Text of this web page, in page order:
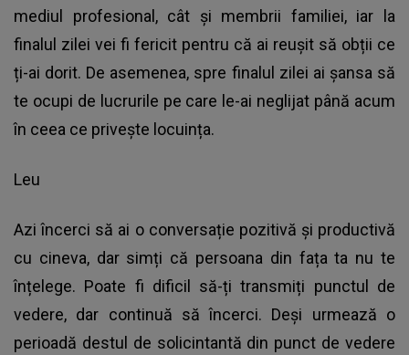
mediul profesional, cât și membrii familiei, iar la
finalul zilei vei fi fericit pentru că ai reușit să obții ce
ți-ai dorit. De asemenea, spre finalul zilei ai șansa să
te ocupi de lucrurile pe care le-ai neglijat până acum
în ceea ce privește locuința.
Leu
Azi încerci să ai o conversație pozitivă și productivă
cu cineva, dar simți că persoana din fața ta nu te
înțelege. Poate fi dificil să-ți transmiți punctul de
vedere, dar continuă să încerci. Deși urmează o
perioadă destul de solicintantă din punct de vedere